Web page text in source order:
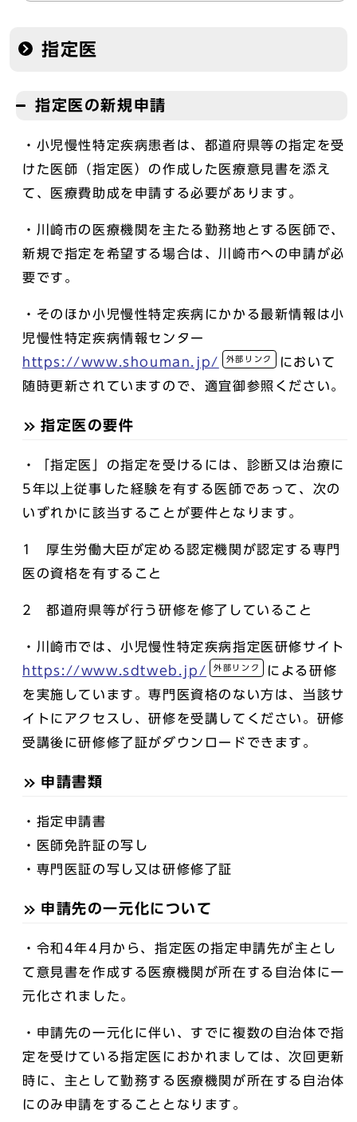
指定医
指定医の新規申請
・小児慢性特定疾病患者は、都道府県等の指定を受
けた医師（指定医）の作成した医療意見書を添え
て、医療費助成を申請する必要があります。
・川崎市の医療機関を主たる勤務地とする医師で、
新規で指定を希望する場合は、川崎市への申請が必
要です。
・そのほか小児慢性特定疾病にかかる最新情報は小
児慢性特定疾病情報センター
https://www.shouman.jp/
外部リンク
において
随時更新されていますので、適宜御参照ください。
指定医の要件
・「指定医」の指定を受けるには、診断又は治療に
5年以上従事した経験を有する医師であって、次の
いずれかに該当することが要件となります。
1 厚生労働大臣が定める認定機関が認定する専門
医の資格を有すること
2 都道府県等が行う研修を修了していること
・川崎市では、小児慢性特定疾病指定医研修サイト
https://www.sdtweb.jp/
外部リンク
による研修
を実施しています。専門医資格のない方は、当該サ
イトにアクセスし、研修を受講してください。研修
受講後に研修修了証がダウンロードできます。
申請書類
・指定申請書
・医師免許証の写し
・専門医証の写し又は研修修了証
申請先の一元化について
・令和4年4月から、指定医の指定申請先が主とし
て意見書を作成する医療機関が所在する自治体に一
元化されました。
・申請先の一元化に伴い、すでに複数の自治体で指
定を受けている指定医におかれましては、次回更新
時に、主として勤務する医療機関が所在する自治体
にのみ申請をすることとなります。